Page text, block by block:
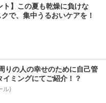
ト】この夏も乾燥に負けな
で、集中うるおいケアを！
りの人の幸せのために自己管
ミングにてご紹介！？
ル)